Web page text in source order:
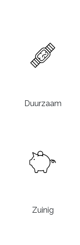
Duurzaam
Zuinig